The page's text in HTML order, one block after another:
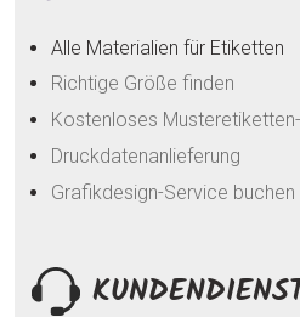
Alle Materialien für Etiketten
Richtige Größe finden
Kostenloses
Druckdatenanlieferung
Grafikdesign-Service buchen